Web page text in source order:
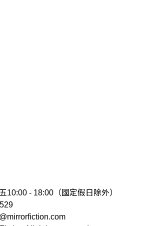
10:00 - 18:00（國定假日除外）